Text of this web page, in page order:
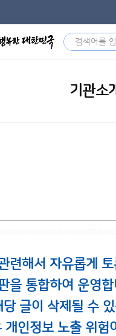
기관소
련해서 자유롭게
을 통합하여 운영
글이 삭제될 수
인정보 노출 위